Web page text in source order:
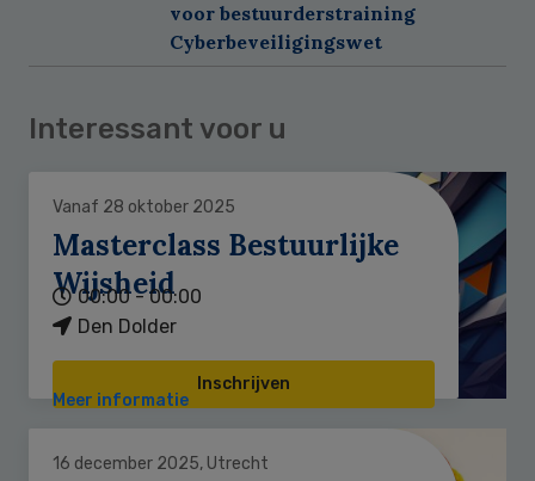
voor bestuurderstraining
Cyberbeveiligingswet
Interessant voor u
Vanaf 28 oktober 2025
Masterclass Bestuurlijke
Wijsheid
00:00 - 00:00
Den Dolder
Inschrijven
Meer informatie
16 december 2025, Utrecht